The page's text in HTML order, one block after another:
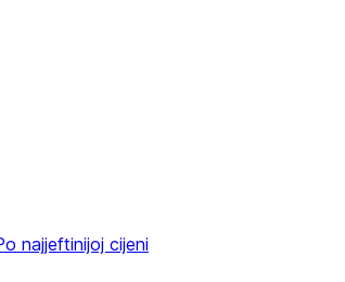
najjeftinijoj cijeni